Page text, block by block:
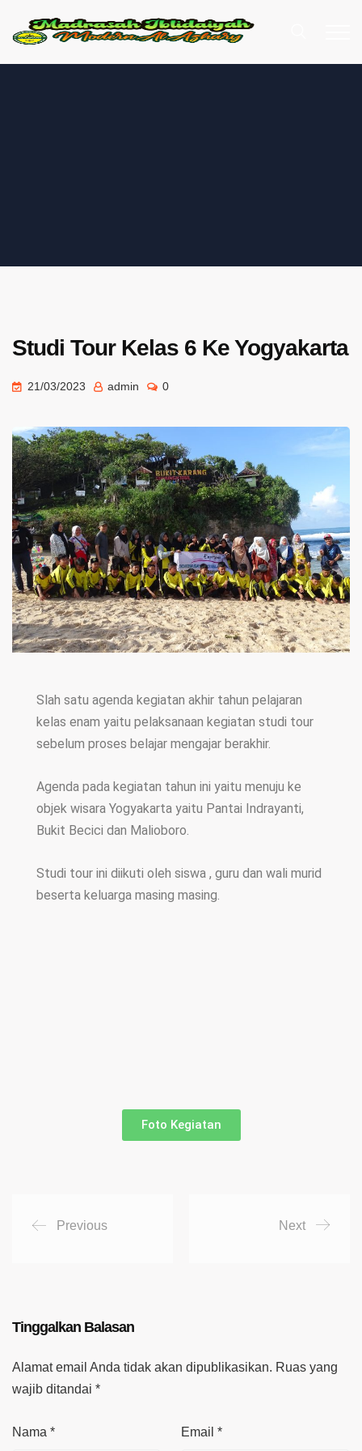
Studi Tour Kelas 6 Ke Yogyakarta
21/03/2023 admin 0
Slah satu agenda kegiatan akhir tahun pelajaran
kelas enam yaitu pelaksanaan kegiatan studi tour
sebelum proses belajar mengajar berakhir.
Agenda pada kegiatan tahun ini yaitu menuju ke
objek wisara Yogyakarta yaitu Pantai Indrayanti,
Bukit Becici dan Malioboro.
Studi tour ini diikuti oleh siswa , guru dan wali murid
beserta keluarga masing masing.
Foto Kegiatan
Previous Next
Tinggalkan Balasan
Alamat email Anda tidak akan dipublikasikan. Ruas yang
wajib ditandai *
Nama * Email *